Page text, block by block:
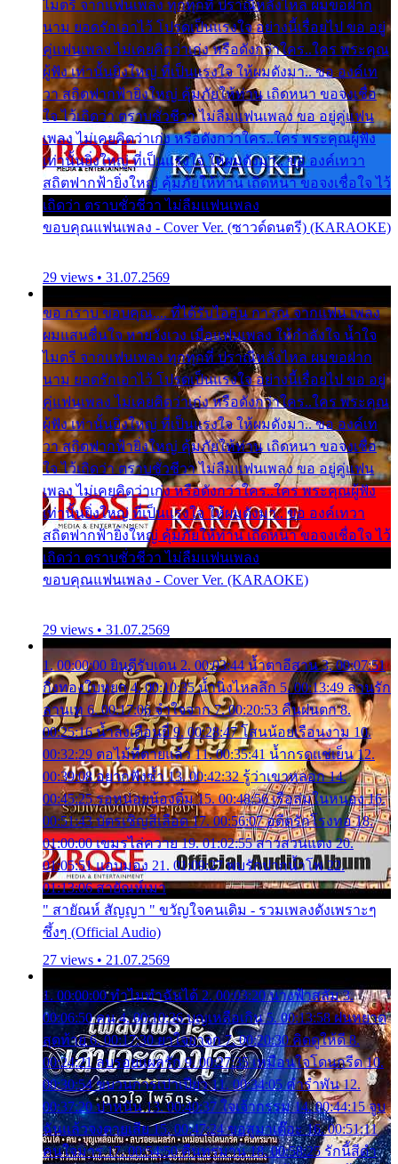
ไมตรี จากแฟนเพลง ทุกทุกที่ ปราณีหลั่งไหล ผมขอฝาก
นาม ยอดรักเอาไว้ โปรดเป็นแรงใจ อย่างนี้เรื่อยไป ขอ อยู่
คู่แฟนเพลง ไม่เคยคิดว่าเก่ง หรือดังกว่าใคร..ใคร พระคุณ
ผู้ฟัง เท่านั้นยิ่งใหญ่ ที่เป็นแรงใจ ให้ผมดังมา.. ขอ องค์เท
วา สถิตฟากฟ้ายิ่งใหญ่ คุ้มภัยให้ท่าน เถิดหนา ขอจงเชื่อ
ใจ ไว้เถิดว่า ตราบชั่วชีวา ไม่ลืมแฟนเพลง ขอ อยู่คู่แฟน
เพลง ไม่เคยคิดว่าเก่ง หรือดังกว่าใคร..ใคร พระคุณผู้ฟัง
เท่านั้นยิ่งใหญ่ ที่เป็นแรงใจ ให้ผมดังมา.. ขอ องค์เทวา
สถิตฟากฟ้ายิ่งใหญ่ คุ้มภัยให้ท่าน เถิดหนา ขอจงเชื่อใจ ไว้
เถิดว่า ตราบชั่วชีวา ไม่ลืมแฟนเพลง
ขอบคุณแฟนเพลง - Cover Ver. (ซาวด์ดนตรี) (KARAOKE)
29 views • 31.07.2569
ขอ กราบ ขอบคุณ.... ที่ได้รับไออุ่น การุณ จากแฟน เพลง
ผมแสนชื่นใจ หายวังเวง เมื่อแฟนเพลง ให้กำลังใจ น้ำใจ
ไมตรี จากแฟนเพลง ทุกทุกที่ ปราณีหลั่งไหล ผมขอฝาก
นาม ยอดรักเอาไว้ โปรดเป็นแรงใจ อย่างนี้เรื่อยไป ขอ อยู่
คู่แฟนเพลง ไม่เคยคิดว่าเก่ง หรือดังกว่าใคร..ใคร พระคุณ
ผู้ฟัง เท่านั้นยิ่งใหญ่ ที่เป็นแรงใจ ให้ผมดังมา.. ขอ องค์เท
วา สถิตฟากฟ้ายิ่งใหญ่ คุ้มภัยให้ท่าน เถิดหนา ขอจงเชื่อ
ใจ ไว้เถิดว่า ตราบชั่วชีวา ไม่ลืมแฟนเพลง ขอ อยู่คู่แฟน
เพลง ไม่เคยคิดว่าเก่ง หรือดังกว่าใคร..ใคร พระคุณผู้ฟัง
เท่านั้นยิ่งใหญ่ ที่เป็นแรงใจ ให้ผมดังมา.. ขอ องค์เทวา
สถิตฟากฟ้ายิ่งใหญ่ คุ้มภัยให้ท่าน เถิดหนา ขอจงเชื่อใจ ไว้
เถิดว่า ตราบชั่วชีวา ไม่ลืมแฟนเพลง
ขอบคุณแฟนเพลง - Cover Ver. (KARAOKE)
29 views • 31.07.2569
1. 00:00:00 ยินดีรับเดน 2. 00:03:44 น้ำตาอีสาน 3. 00:07:51
กิ่งทองใบหยก 4. 00:10:35 น้ำนิ่งไหลลึก 5. 00:13:49 ลานรัก
ลานเท 6. 00:17:06 จำใจจาก 7. 00:20:53 คืนฝนตก 8.
00:25:16 น้ำลงเดือนยี่ 9. 00:28:47 โสนน้อยเรือนงาม 10.
00:32:29 ตอไม้ที่ตายแล้ว 11. 00:35:41 น้ำกรดแช่เย็น 12.
00:39:08 อยากฟังซ้ำ 13. 00:42:32 รู้ว่าเขาหลอก 14.
00:45:25 รอหน่อยน้องติ๋ม 15. 00:48:56 เรือล่มในหนอง 16.
00:51:43 บัตรเชิญสีเลือด 17. 00:56:07 อดีตรักโรงทอ 18.
01:00:00 เขมรไล่ควาย 19. 01:02:55 สาวสวนแตง 20.
01:05:51 แอบมอง 21. 01:09:27 พบรักปากน้ำโพ 22.
01:13:06 สายัณห์เมา
" สายัณห์ สัญญา " ขวัญใจคนเดิม - รวมเพลงดังเพราะๆ
ซึ้งๆ (Official Audio)
27 views • 21.07.2569
1. 00:00:00 ทำไมทำฉันได้ 2. 00:03:20 นางฟ้าสลัม 3.
00:06:50 คน 4. 00:10:36 บุญเหลือเกิน 5. 00:13:58 ฝนหยาด
สุดท้าย 6. 00:17:30 ยาใจยาจก 7. 00:20:30 คิดดูให้ดี 8.
00:24:21 ลบรอยแผลรัก 9. 00:27:35 เหมือนใจโดนกรีด 10.
00:30:54 ขบวนการเปาเปียว 11. 00:34:05 คำรำพัน 12.
00:37:20 ปาหนัน 13. 00:40:37 ใจเจ้ากรรม 14. 00:44:15 จูบ
ฉันแล้วจงตายเสีย 15. 00:47:24 ขอสูมาเต๊อะ 16. 00:51:11
คนใจมาร 17. 00:54:50 คืนทรมาน 18. 00:58:25 รักนี้สีดำ